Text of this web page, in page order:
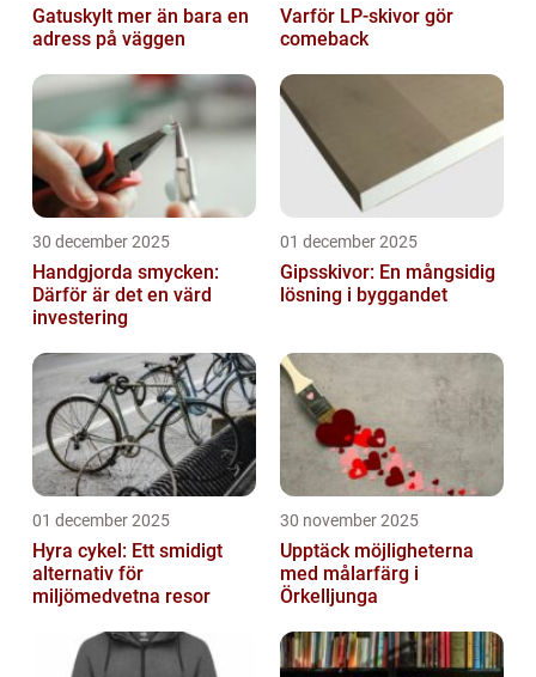
Gatuskylt mer än bara en
adress på väggen
Varför LP-skivor gör
comeback
30 december 2025
Handgjorda smycken:
Därför är det en värd
investering
01 december 2025
Gipsskivor: En mångsidig
lösning i byggandet
01 december 2025
Hyra cykel: Ett smidigt
alternativ för
miljömedvetna resor
30 november 2025
Upptäck möjligheterna
med målarfärg i
Örkelljunga